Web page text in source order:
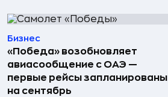
Бизнес
«Победа» возобновляет
авиасообщение с ОАЭ —
первые рейсы запланированы
на сентябрь